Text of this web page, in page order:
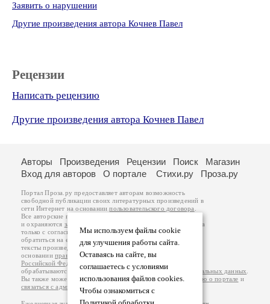
Заявить о нарушении
Другие произведения автора Кочнев Павел
Рецензии
Написать рецензию
Другие произведения автора Кочнев Павел
Мы используем файлы cookie
для улучшения работы сайта.
Оставаясь на сайте, вы
соглашаетесь с условиями
использования файлов cookies.
Чтобы ознакомиться с
Авторы Произведения Рецензии Поиск
Магазин
Вход для авторов
О портале Стихи.ру Проза.ру
Портал Проза.ру предоставляет авторам возможность
свободной публикации своих литературных произведений в
сети Интернет на основаниипользовательского договора
Все авторские права на произведения принадлежат авторам
и охраняются законом
. Перепечатка произведений возможна
только с согласия его автора, к которому вы можете
обратиться на его авторской странице. Ответственность за
тексты произведений авторы несут самостоятельно на
основанииправил публикацииизаконодательства
Российской Федерации
обрабатываются на основанииПолитики обработки персональных данных
Вы также можете посмотреть более подробнуюинформацию о портале и
связаться с администрацией